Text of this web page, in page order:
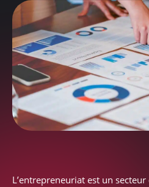
L’entrepreneuriat est un